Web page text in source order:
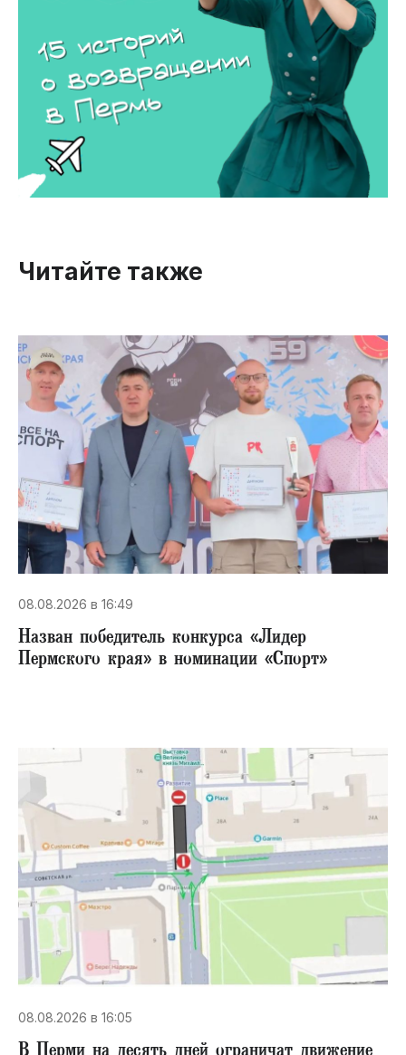
Читайте также
08.08.2026 в 16:49
Назван победитель конкурса «Лидер
Пермского края» в номинации «Спорт»
08.08.2026 в 16:05